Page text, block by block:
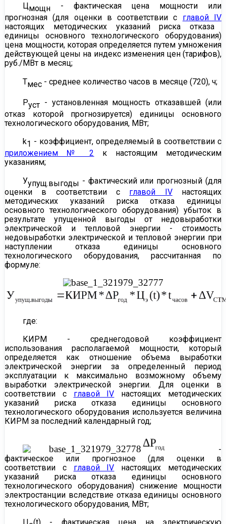
Цмощн - фактическая цена мощности или
прогнозная (для оценки в соответствии с главой IV
настоящих методических указаний риска отказа
единицы основного технологического оборудования)
цена мощности, которая определяется путем умножения
действующей цены на индекс изменения цен (тарифов),
руб./МВт в месяц;
Тмес - среднее количество часов в месяце (720), ч;
Руст - установленная мощность отказавшей (или
отказ которой прогнозируется) единицы основного
технологического оборудования, МВт;
k1 - коэффициент, определяемый в соответствии с
приложением № 2 к настоящим методическим
указаниям;
Уупущ.выгоды - фактический или прогнозный (для
оценки в соответствии с главой IVнастоящих
методических указаний риска отказа единицы
основного технологического оборудования) убыток в
результате упущенной выгоды от недовыработки
электрической и тепловой энергии - стоимость
недовыработки электрической и тепловой энергии при
наступлении отказа единицы основного
технологического оборудования, рассчитанная по
формуле:
где:
КИРМ - среднегодовой коэффициент
использования располагаемой мощности, который
определяется как отношение объема выработки
электрической энергии за определенный период
эксплуатации к максимально возможному объему
выработки электрической энергии. Для оценки в
соответствии с главой IV настоящих методических
указаний риска отказа единицы основного
технологического оборудования используется величина
КИРМ за последний календарный год;
​​ -
фактическое или прогнозное (для оценки в
соответствии с главой IV настоящих методических
указаний риска отказа единицы основного
технологического оборудования) снижение мощности
электростанции вследствие отказа единицы основного
технологического оборудования, МВт;